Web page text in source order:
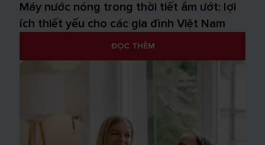
Máy nước nóng trong thời tiết ẩm ướt: lợi
ích thiết yếu cho các gia đình Việt Nam
ĐỌC THÊM